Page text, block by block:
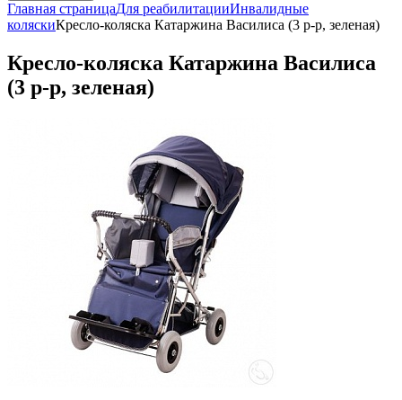
Главная страницаДля реабилитацииИнвалидные
коляскиКресло-коляска Катаржина Василиса (3 р-р, зеленая)
Кресло-коляска Катаржина Василиса
(3 р-р, зеленая)